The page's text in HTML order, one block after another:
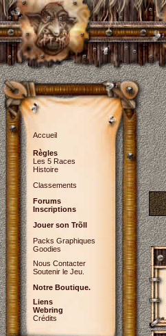
Accueil
Règles
Les 5 Races
Histoire
Classements
Forums
Inscriptions
Jouer son Trõll
Packs Graphiques
Goodies
Nous Contacter
Soutenir le Jeu.
Notre Boutique.
Liens
Webring
Crédits